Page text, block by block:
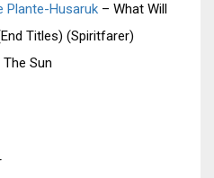
Plante-Husaruk – What Will
Titles) (Spiritfarer)
The Sun